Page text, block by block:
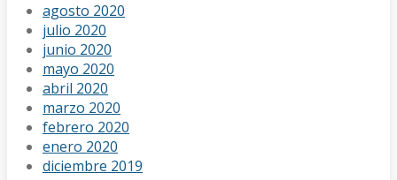
agosto 2020
julio 2020
junio 2020
mayo 2020
abril 2020
marzo 2020
febrero 2020
enero 2020
diciembre 2019